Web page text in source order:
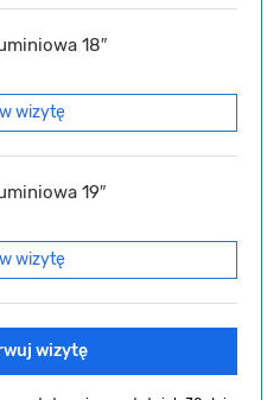
18″
wizytę
19″
wizytę
wizytę